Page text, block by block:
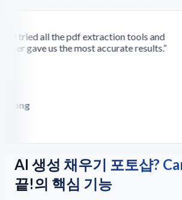
tried all the pdf extraction tools and
gave us the most accurate results.”
AI 생성 채우기 포토샵?
끝!의 핵심 기능